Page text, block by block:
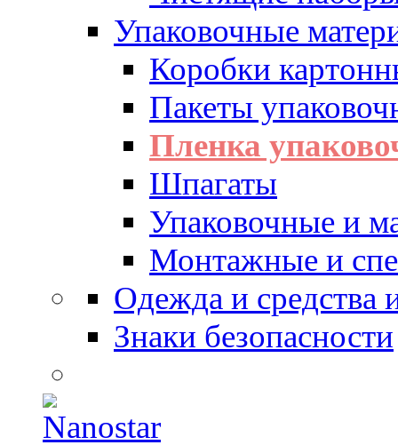
Упаковочные
Коробки
Пакеты
Пленка
Шпагаты
Упаковочные и
Монтажные и
Одежда и средства
Знаки безопасности